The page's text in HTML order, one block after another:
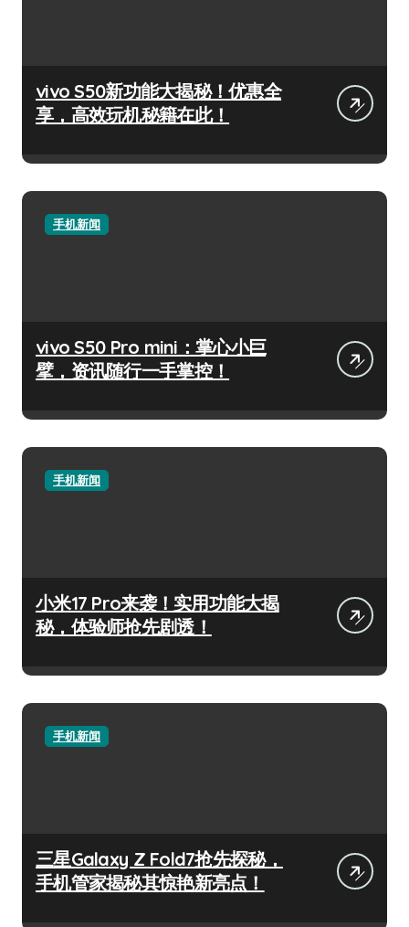
vivo S50新功能大揭秘！优惠全
享，高效玩机秘籍在此！
手机新闻
vivo S50 Pro mini：掌心小巨
擘，资讯随行一手掌控！
手机新闻
小米17 Pro来袭！实用功能大揭
秘，体验师抢先剧透！
手机新闻
三星Galaxy Z Fold7抢先探秘，
手机管家揭秘其惊艳新亮点！